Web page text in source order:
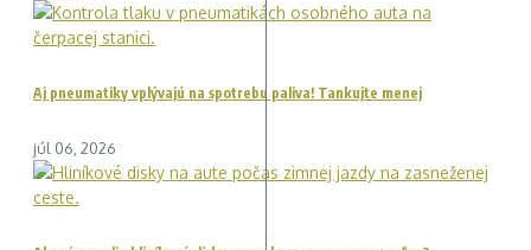
Aj pneumatiky vplývajú na spotrebu paliva! Tankujte menej
júl 06, 2026